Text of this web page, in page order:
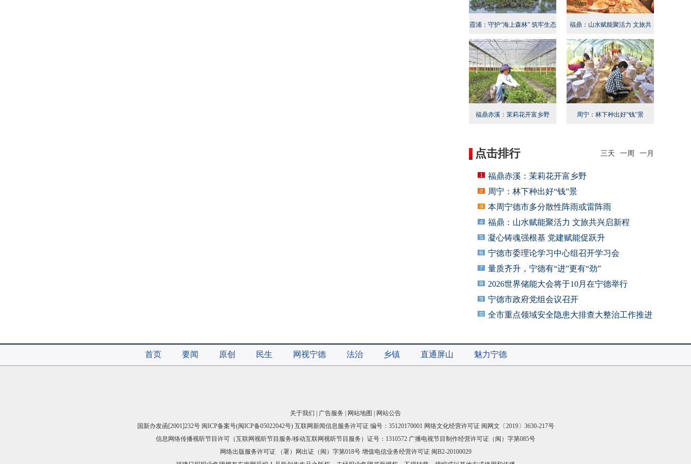
霞浦：守护“海上森林” 筑牢生态
屏障
福鼎：山水赋能聚活力 文旅共
兴启新程
福鼎赤溪：茉莉花开富乡野 周宁：林下种出好“钱”景
三天 一周 一月
点击排行
福鼎赤溪：茉莉花开富乡野
周宁：林下种出好“钱”景
本周宁德市多分散性阵雨或雷阵雨
福鼎：山水赋能聚活力 文旅共兴启新程
凝心铸魂强根基 党建赋能促跃升
宁德市委理论学习中心组召开学习会
量质齐升，宁德有“进”更有“劲”
2026世界储能大会将于10月在宁德举行
宁德市政府党组会议召开
全市重点领域安全隐患大排查大整治工作推进
首页 要闻 原创 民生 网视宁德 法治 乡镇 直通屏山 魅力宁德
关于我们 广告服务 网站地图
网站公告
国新办发函[2001]232号 闽ICP备案号(闽ICP备05022042号) 互联网新闻信息服务许可证 编号：35120170001 网络文化经营许可证 闽网文〔2019〕3630-217号
信息网络传播视听节目许可（互联网视听节目服务/移动互联网视听节目服务）证号：1310572 广播电视节目制作经营许可证（闽）字第085号
网络出版服务许可证 （署）网出证（闽）字第018号 增值电信业务经营许可证 闽B2-20100029